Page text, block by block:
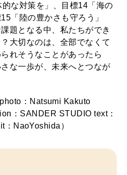
な対策を」、目標14「海の
「陸の豊かさも守ろう」
題となる中、私たちができ
大切なのは、全部でなくて
れそうなことがあったら
な一歩が、未来へとつなが
：Natsumi Kakuto
：SANDER STUDIO text：
NaoYoshida）